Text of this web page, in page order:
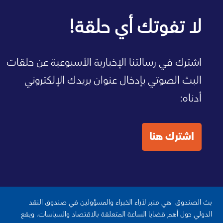
صفحة الصندوق الرئيسية
لا تفوتك أي حلقة!
اشترك في رسالتنا الإخبارية الأسبوعية عن حلقات
البث الصوتي بإدخال عنوان بريدك الإلكتروني
أدناه:
اشترك هنا
بث الصندوق هي منبر لآراء الخبراء والمسؤولين في صندوق النقد
الدولي حول أهم قضايا الساعة المتعلقة بالاقتصاد والسياسات. ويقع